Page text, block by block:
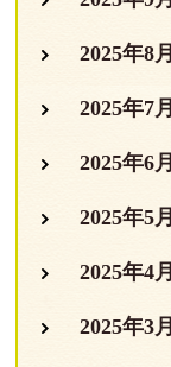
2025年8月
2025年7月
2025年6月
2025年5月
2025年4月
2025年3月